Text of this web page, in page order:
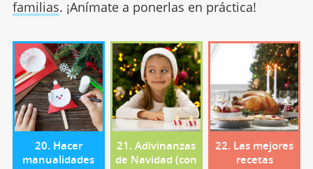
familias. ¡Anímate a ponerlas en práctica!
20. Hacer
manualidades
21. Adivinanzas
de Navidad (con
22. Las mejores
recetas